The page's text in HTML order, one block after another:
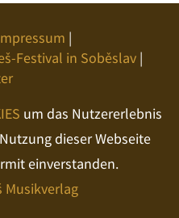
|
Festival in Soběslav |
um das Nutzererlebnis
dieser Webseite
einverstanden.
Musikverlag